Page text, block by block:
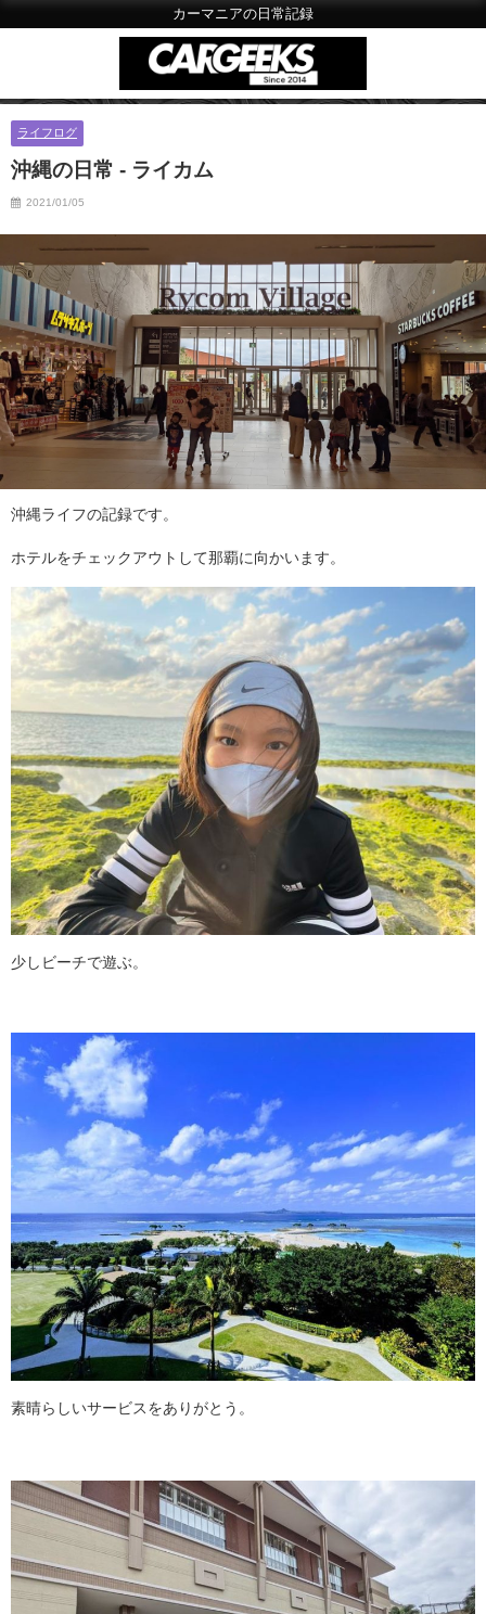
カーマニアの日常記録
ライフログ
沖縄の日常 - ライカム
2021/01/05
沖縄ライフの記録です。
ホテルをチェックアウトして那覇に向かいます。
少しビーチで遊ぶ。
素晴らしいサービスをありがとう。